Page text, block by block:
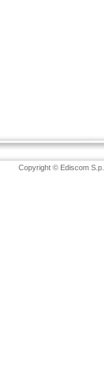
Copyright © Ediscom